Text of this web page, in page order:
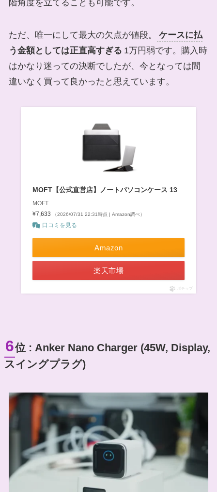
階角度を立てることも可能です。
ただ、唯一にして最大の欠点が値段。
ケースに払
う金額としては正直高すぎる 1万円弱です。購入時
はかなり迷っての決断でしたが、今となっては間
違いなく買って良かったと思えています。
MOFT【公式直営店】ノートパソコンケース 13
MOFT
¥7,633
（2026/07/31 22:31時点 | Amazon調べ）
口コミを見る
Amazon
楽天市場
ポチップ
6位 : Anker Nano Charger (45W, Display,
スイングプラグ)